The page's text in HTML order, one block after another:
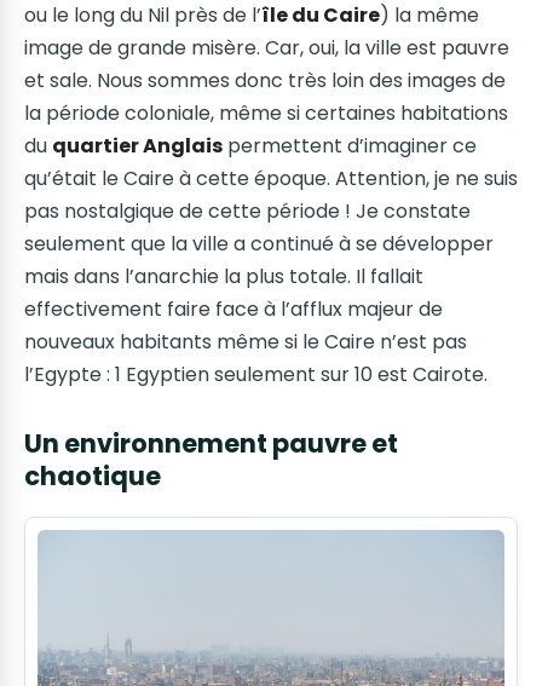
ou le long du Nil près de l’île du Caire) la même
image de grande misère. Car, oui, la ville est pauvre
et sale. Nous sommes donc très loin des images de
la période coloniale, même si certaines habitations
du quartier Anglais permettent d’imaginer ce
qu’était le Caire à cette époque. Attention, je ne suis
pas nostalgique de cette période ! Je constate
seulement que la ville a continué à se développer
mais dans l’anarchie la plus totale. Il fallait
effectivement faire face à l’afflux majeur de
nouveaux habitants même si le Caire n’est pas
l’Egypte : 1 Egyptien seulement sur 10 est Cairote.
Un environnement pauvre et
chaotique